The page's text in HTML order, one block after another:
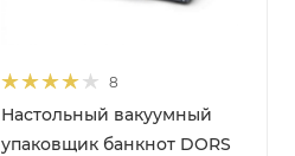
8
Настольный вакуумный
упаковщик банкнот DORS